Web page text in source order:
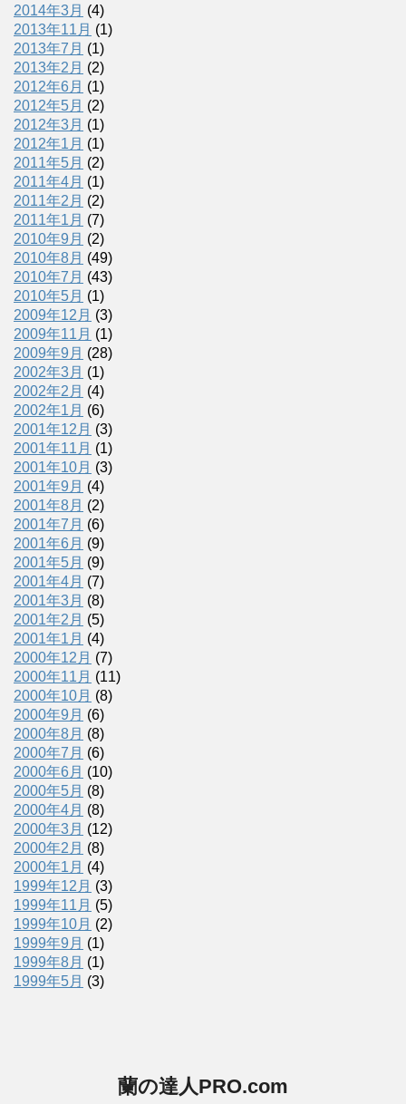
2014年3月 (4)
2013年11月 (1)
2013年7月 (1)
2013年2月 (2)
2012年6月 (1)
2012年5月 (2)
2012年3月 (1)
2012年1月 (1)
2011年5月 (2)
2011年4月 (1)
2011年2月 (2)
2011年1月 (7)
2010年9月 (2)
2010年8月 (49)
2010年7月 (43)
2010年5月 (1)
2009年12月 (3)
2009年11月 (1)
2009年9月 (28)
2002年3月 (1)
2002年2月 (4)
2002年1月 (6)
2001年12月 (3)
2001年11月 (1)
2001年10月 (3)
2001年9月 (4)
2001年8月 (2)
2001年7月 (6)
2001年6月 (9)
2001年5月 (9)
2001年4月 (7)
2001年3月 (8)
2001年2月 (5)
2001年1月 (4)
2000年12月 (7)
2000年11月 (11)
2000年10月 (8)
2000年9月 (6)
2000年8月 (8)
2000年7月 (6)
2000年6月 (10)
2000年5月 (8)
2000年4月 (8)
2000年3月 (12)
2000年2月 (8)
2000年1月 (4)
1999年12月 (3)
1999年11月 (5)
1999年10月 (2)
1999年9月 (1)
1999年8月 (1)
1999年5月 (3)
蘭の達人PRO.com